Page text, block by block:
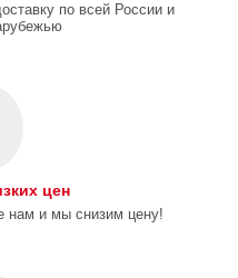
по всей России и
цен
нам и мы снизим цену!